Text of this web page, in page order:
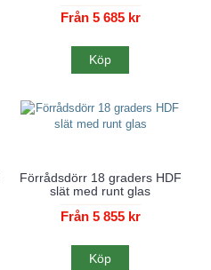
Från 5 685 kr
Köp
Förrådsdörr 18 graders HDF
slät med runt glas
Från 5 855 kr
Köp